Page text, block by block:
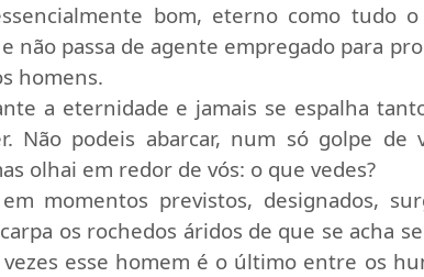
bom, eterno como tudo
passa de agente empregado para
homens.
a eternidade e jamais se espalha
Não podeis abarcar, num só golpe de
olhai em redor de vós: o que vedes?
momentos previstos, designados,
os rochedos áridos de que se acha
esse homem é o último entre os